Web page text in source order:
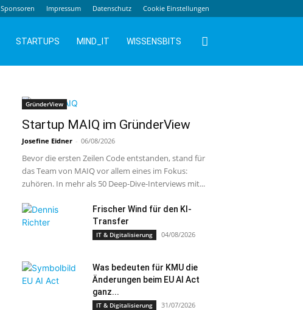
Sponsoren Impressum Datenschutz Cookie Einstellungen
STARTUPS MIND_IT WISSENSBITS
GründerView
Startup MAIQ im GründerView
Josefine Eidner - 06/08/2026
Bevor die ersten Zeilen Code entstanden, stand für
das Team von MAIQ vor allem eines im Fokus:
zuhören. In mehr als 50 Deep-Dive-Interviews mit...
Frischer Wind für den KI-
Transfer
IT & Digitalisierung 04/08/2026
Was bedeuten für KMU die
Änderungen beim EU AI Act
ganz...
IT & Digitalisierung 31/07/2026